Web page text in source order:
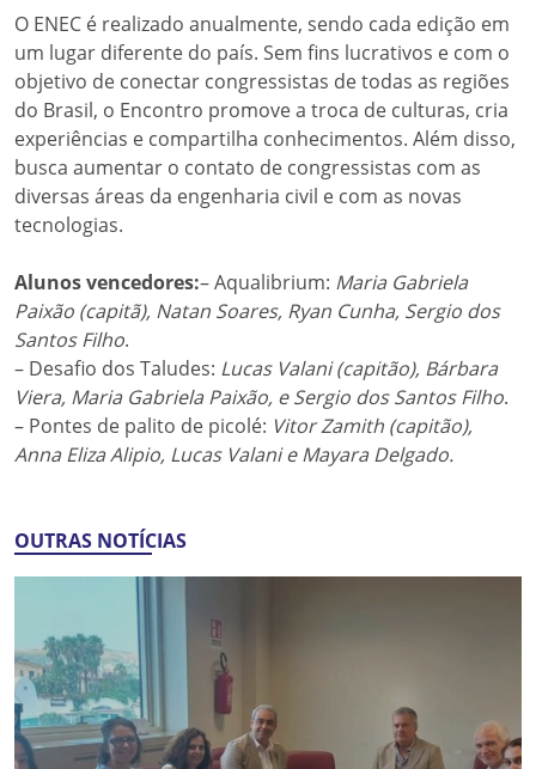
O ENEC é realizado anualmente, sendo cada edição em
um lugar diferente do país. Sem fins lucrativos e com o
objetivo de conectar congressistas de todas as regiões
do Brasil, o Encontro promove a troca de culturas, cria
experiências e compartilha conhecimentos. Além disso,
busca aumentar o contato de congressistas com as
diversas áreas da engenharia civil e com as novas
tecnologias.
Alunos vencedores:– Aqualibrium: Maria Gabriela
Paixão (capitã), Natan Soares, Ryan Cunha, Sergio dos
Santos Filho.
– Desafio dos Taludes: Lucas Valani (capitão), Bárbara
Viera, Maria Gabriela Paixão, e Sergio dos Santos Filho.
– Pontes de palito de picolé: Vitor Zamith (capitão),
Anna Eliza Alipio, Lucas Valani e Mayara Delgado.
OUTRAS NOTÍCIAS